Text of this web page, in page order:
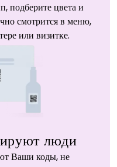
подберите цвета и
смотрится в меню,
или визитке.
люди
Ваши коды, не